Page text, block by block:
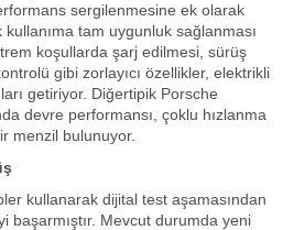
sergilenmesine ek olarak
tam uygunluk sağlanması
koşullarda şarj edilmesi, sürüş
gibi zorlayıcı özellikler, elektrikli
getiriyor. Diğertipik Porsche
devre performansı, çoklu hızlanma
menzil bulunuyor.
kullanarak dijital test aşamasından
başarmıştır. Mevcut durumda yeni